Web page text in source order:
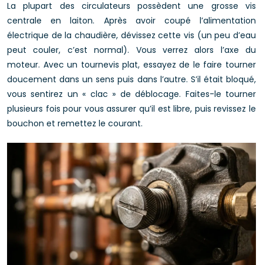
La plupart des circulateurs possèdent une grosse vis
centrale en laiton. Après avoir coupé l’alimentation
électrique de la chaudière, dévissez cette vis (un peu d’eau
peut couler, c’est normal). Vous verrez alors l’axe du
moteur. Avec un tournevis plat, essayez de le faire tourner
doucement dans un sens puis dans l’autre. S’il était bloqué,
vous sentirez un « clac » de déblocage. Faites-le tourner
plusieurs fois pour vous assurer qu’il est libre, puis revissez le
bouchon et remettez le courant.